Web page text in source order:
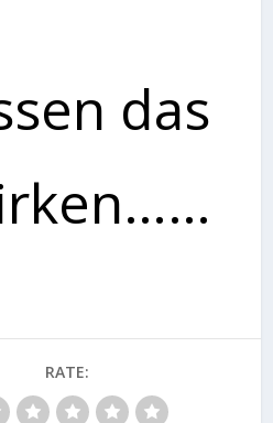
das
RATE: